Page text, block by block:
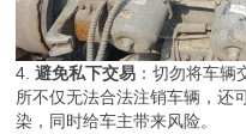
4.避免私下交易 ：切勿将车辆
所不仅无法合法注销车辆，还
染，同时给车主带来风险。